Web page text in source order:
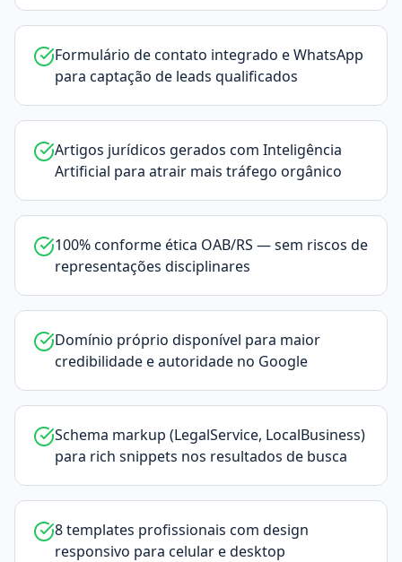
Formulário de contato integrado e WhatsApp
para captação de leads qualificados
Artigos jurídicos gerados com Inteligência
Artificial para atrair mais tráfego orgânico
100% conforme ética OAB/RS — sem riscos de
representações disciplinares
Domínio próprio disponível para maior
credibilidade e autoridade no Google
Schema markup (LegalService, LocalBusiness)
para rich snippets nos resultados de busca
8 templates profissionais com design
responsivo para celular e desktop